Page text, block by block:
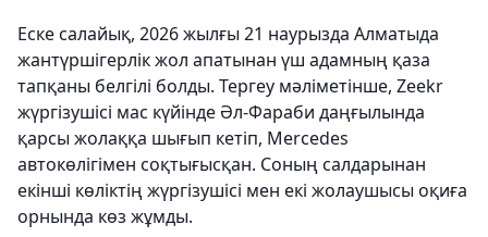
Еске салайық, 2026 жылғы 21 наурызда Алматыда
жантүршігерлік жол апатынан үш адамның қаза
тапқаны белгілі болды. Тергеу мәліметінше, Zeekr
жүргізушісі мас күйінде Әл-Фараби даңғылында
қарсы жолаққа шығып кетіп, Mercedes
автокөлігімен соқтығысқан. Соның салдарынан
екінші көліктің жүргізушісі мен екі жолаушысы оқиға
орнында көз жұмды.